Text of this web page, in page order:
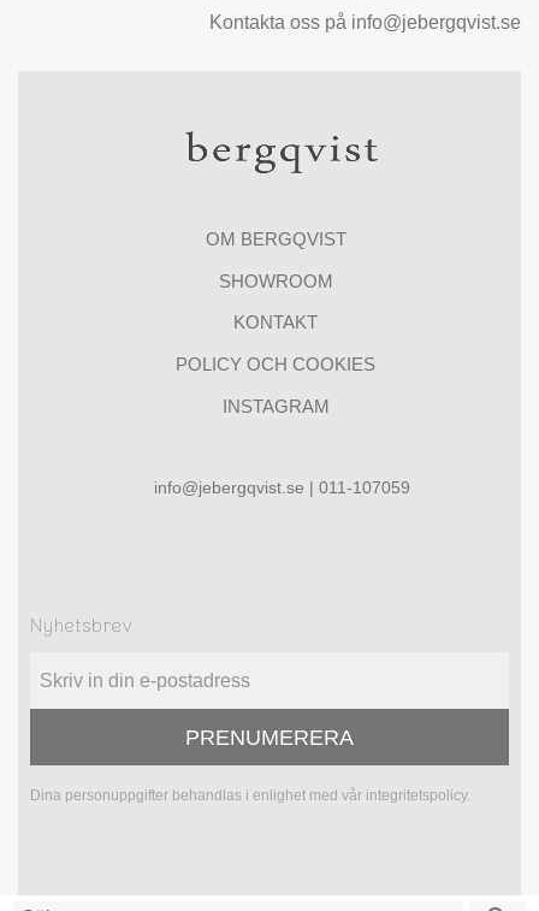
Kontakta oss på info@jebergqvist.se
OM BERGQVIST
SHOWROOM
KONTAKT
POLICY OCH COOKIES
INSTAGRAM
info@jebergqvist.se | 011-107059
Nyhetsbrev
PRENUMERERA
Dina personuppgifter behandlas i enlighet med vår integritetspolicy.